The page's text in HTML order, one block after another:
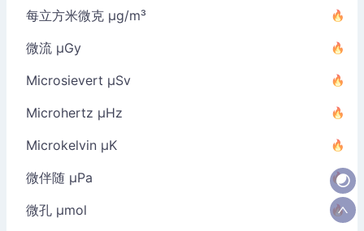
每立方米微克 µg/m³
微流 µGy
Microsievert µSv
Microhertz µHz
Microkelvin µK
微伴随 µPa
微孔 µmol